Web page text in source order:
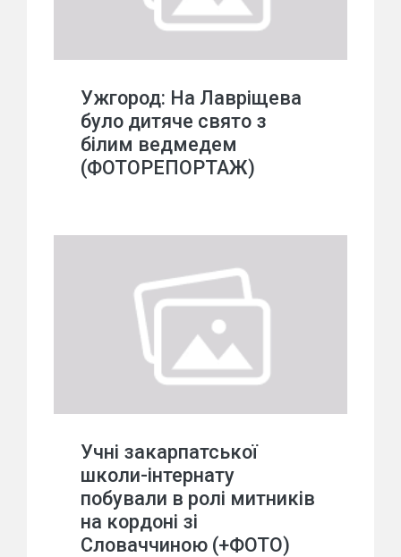
Ужгород: На Лавріщева
було дитяче свято з
білим ведмедем
(ФОТОРЕПОРТАЖ)
Учні закарпатської
школи-інтернату
побували в ролі митників
на кордоні зі
Словаччиною (+ФОТО)